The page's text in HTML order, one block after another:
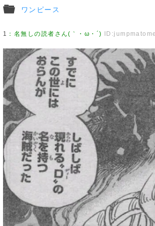
ワンピース
1 ： 名無しの読者さん(｀・ω・´)